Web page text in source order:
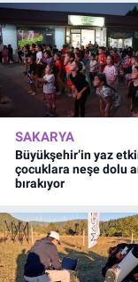
SAKARYA
Büyükşehir’in yaz
çocuklara neşe dolu
bırakıyor